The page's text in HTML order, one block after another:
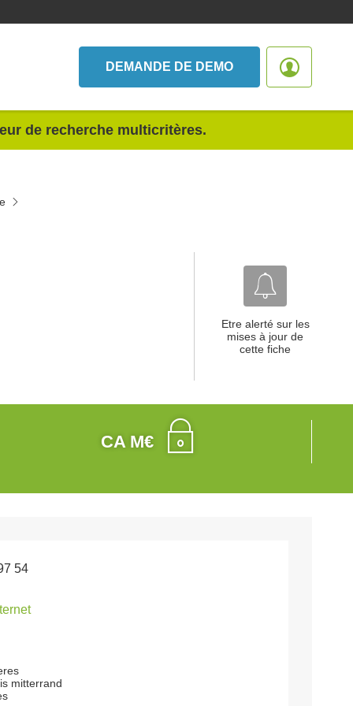
DEMANDE DE DEMO
de recherche multicritères.
Etre alerté sur les
mises à jour de
cette fiche
CA M€
54
mitterrand